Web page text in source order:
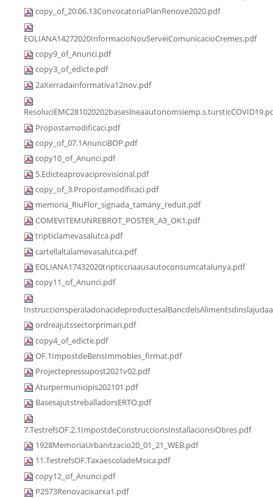
copy_of_20.06.13ConvocatoriaPlanRenove2020.pdf
EOLIANA14272020InformacioNouServeiComunicacioCremes.pdf
copy9_of_Anunci.pdf
copy3_of_edicte.pdf
2aXerradainformativa12nov.pdf
Propostamodificaci.pdf
copy_of_07.1AnunciBOP.pdf
copy10_of_Anunci.pdf
5.Edicteaprovaciprovisional.pdf
copy_of_3.Propostamodificaci.pdf
memoria_RiuFlor_signada_tamany_reduit.pdf
COMEVITEMUNREBROT_POSTER_A3_OK1.pdf
tripticlamevasalutca.pdf
cartellaltalamevasalutca.pdf
EOLIANA17432020tripticcriaausautoconsumcatalunya.pdf
copy11_of_Anunci.pdf
ordreajutssectorprimari.pdf
copy4_of_edicte.pdf
OF.1ImpostdeBensImmobles_firmat.pdf
Projectepressupost2021v02.pdf
Aturpermunicipis202101.pdf
BasesajutstreballadorsERTO.pdf
7.TestrefsOF.2.1ImpostdeConstruccionsInstallacionsiObres.pdf
1928MemoriaUrbanitzacio20_01_21_WEB.pdf
11.TestrefsOF.TaxaescoladeMsica.pdf
copy12_of_Anunci.pdf
P2573Renovacixarxa1.pdf